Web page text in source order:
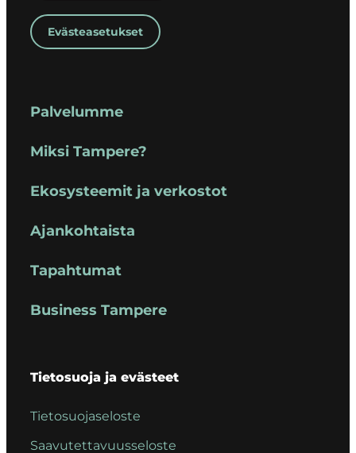
Evästeasetukset
Palvelumme
Miksi Tampere?
Ekosysteemit ja verkostot
Ajankohtaista
Tapahtumat
Business Tampere
Tietosuoja ja evästeet
Tietosuojaseloste
Saavutettavuusseloste